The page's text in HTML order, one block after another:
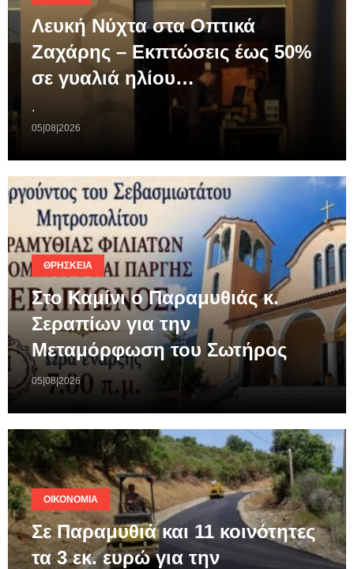
Λευκή Νύχτα στα Οπτικά
Ζαχάρης – Εκπτώσεις έως 50%
σε γυαλιά ηλίου…
.
05|08|2026
ΘΡΗΣΚΕΊΑ
Στο Καμίνι ο Παραμυθιάς κ.
Σεραπίων για την
Μεταμόρφωση του Σωτήρος
05|08|2026
ΟΙΚΟΝΟΜΊΑ
Σε Παραμυθιά και 11 κοινότητες
τα 3 εκ. ευρώ για την